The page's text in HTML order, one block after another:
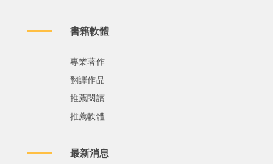
書籍軟體
專業著作
翻譯作品
推薦閱讀
推薦軟體
最新消息